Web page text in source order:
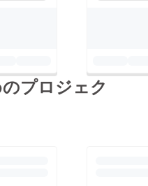
プロジェク